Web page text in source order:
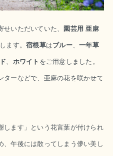
いただいていた、 園芸用 亜麻
ます。宿根草はブルー、一年草
、 ホワイト をご用意しました。
ターなどで、亜麻の花を咲かせて
します」という花言葉が付けられ
、午後には散ってしまう儚い美し